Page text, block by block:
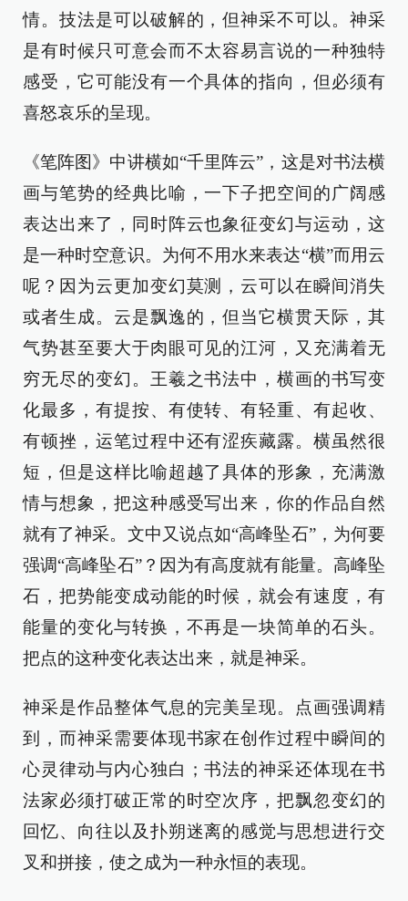
情。技法是可以破解的，但神采不可以。神采
是有时候只可意会而不太容易言说的一种独特
感受，它可能没有一个具体的指向，但必须有
喜怒哀乐的呈现。
《笔阵图》中讲横如“千里阵云”，这是对书法横
画与笔势的经典比喻，一下子把空间的广阔感
表达出来了，同时阵云也象征变幻与运动，这
是一种时空意识。为何不用水来表达“横”而用云
呢？因为云更加变幻莫测，云可以在瞬间消失
或者生成。云是飘逸的，但当它横贯天际，其
气势甚至要大于肉眼可见的江河，又充满着无
穷无尽的变幻。王羲之书法中，横画的书写变
化最多，有提按、有使转、有轻重、有起收、
有顿挫，运笔过程中还有涩疾藏露。横虽然很
短，但是这样比喻超越了具体的形象，充满激
情与想象，把这种感受写出来，你的作品自然
就有了神采。文中又说点如“高峰坠石”，为何要
强调“高峰坠石”？因为有高度就有能量。高峰坠
石，把势能变成动能的时候，就会有速度，有
能量的变化与转换，不再是一块简单的石头。
把点的这种变化表达出来，就是神采。
神采是作品整体气息的完美呈现。点画强调精
到，而神采需要体现书家在创作过程中瞬间的
心灵律动与内心独白；书法的神采还体现在书
法家必须打破正常的时空次序，把飘忽变幻的
回忆、向往以及扑朔迷离的感觉与思想进行交
叉和拼接，使之成为一种永恒的表现。